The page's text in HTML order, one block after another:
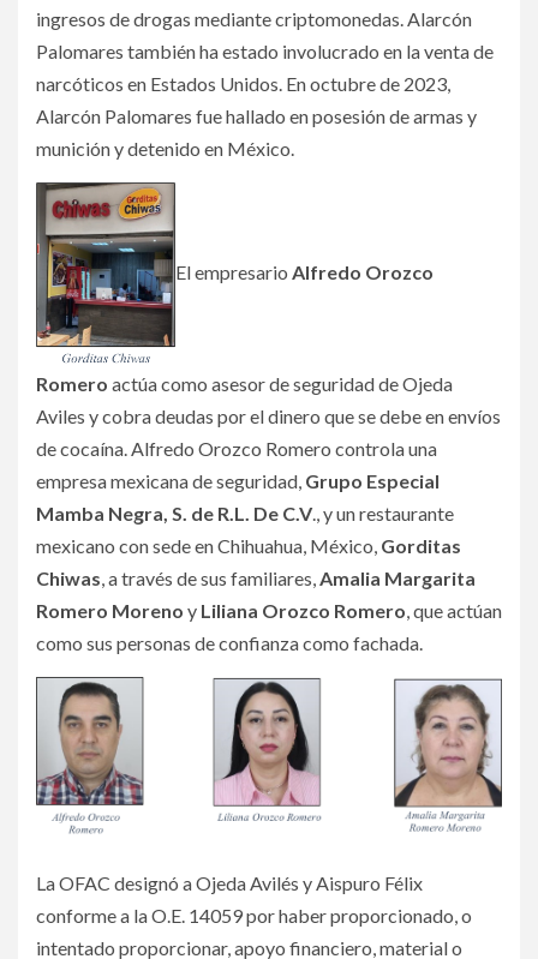
ingresos de drogas mediante criptomonedas. Alarcón
Palomares también ha estado involucrado en la venta de
narcóticos en Estados Unidos. En octubre de 2023,
Alarcón Palomares fue hallado en posesión de armas y
munición y detenido en México.
El empresario Alfredo Orozco
Romero actúa como asesor de seguridad de Ojeda
Aviles y cobra deudas por el dinero que se debe en envíos
de cocaína. Alfredo Orozco Romero controla una
empresa mexicana de seguridad, Grupo Especial
Mamba Negra, S. de R.L. De C.V y un restaurante
mexicano con sede en Chihuahua, México, Gorditas
Chiwas , a través de sus familiares, Amalia Margarita
Romero Moreno y Liliana Orozco Romero , que actúan
como sus personas de confianza como fachada.
La OFAC designó a Ojeda Avilés y Aispuro Félix
conforme a la O.E. 14059 por haber proporcionado, o
intentado proporcionar, apoyo financiero, material o